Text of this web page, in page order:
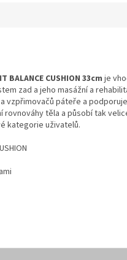
CUSHION 33cm je
zad a jeho masážní a
vzpřimovačů páteře a
těla a působí tak
kategorie uživatelů.